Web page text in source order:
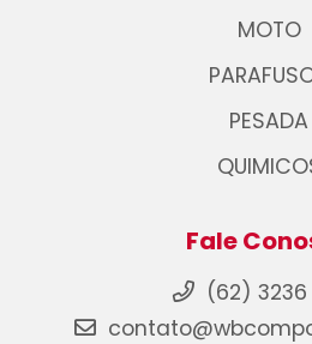
MOTO
PESADA
Fale
(62)